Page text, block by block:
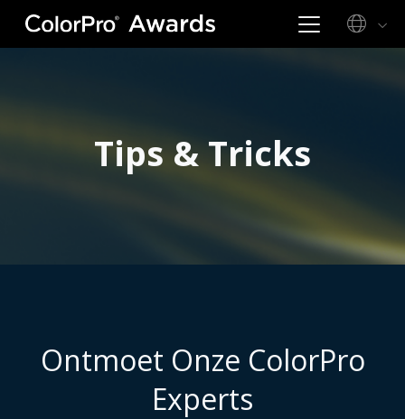
Tips & Tricks
Ontmoet Onze ColorPro
Experts